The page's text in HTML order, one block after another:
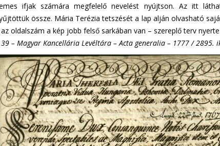
ifjak számára megfelelő nevelést nyújtson. Az itt
össze. Mária Terézia tetszését a lap alján olvasható
oldalszám a kép jobb felső sarkában van – szereplő terv
39 – Magyar Kancellária Levéltára – Acta generalia – 1777 / 2895.